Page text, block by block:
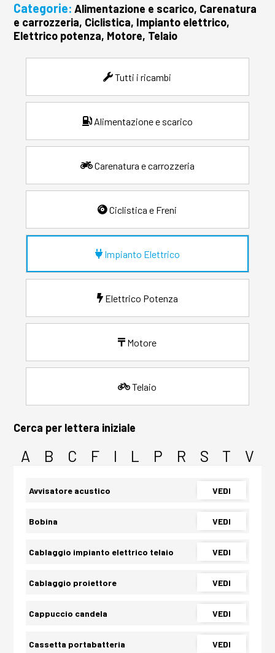
Categorie: Alimentazione e scarico, Carenatura
e carrozzeria, Ciclistica, Impianto elettrico,
Elettrico potenza, Motore, Telaio
Tutti i ricambi
Alimentazione e scarico
Carenatura e carrozzeria
Ciclistica e Freni
Impianto Elettrico
Elettrico Potenza
Motore
Telaio
Cerca per lettera iniziale
A B C F I L P R S T V
Avvisatore acustico VEDI
Bobina VEDI
Cablaggio impianto elettrico telaio VEDI
Cablaggio proiettore VEDI
Cappuccio candela VEDI
Cassetta portabatteria VEDI